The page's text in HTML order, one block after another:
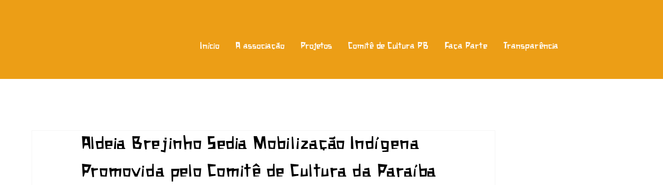
Início A associação Projetos Comitê de Cultura PB Faça Parte Transparência
Aldeia Brejinho Sedia Mobilização Indígena
Promovida pelo Comitê de Cultura da Paraíba